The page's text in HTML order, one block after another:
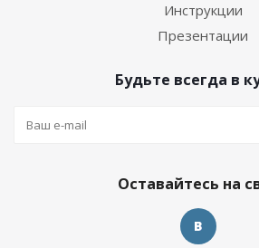
Инструкции
Презентации
Будьте всегда в
Оставайтесь на